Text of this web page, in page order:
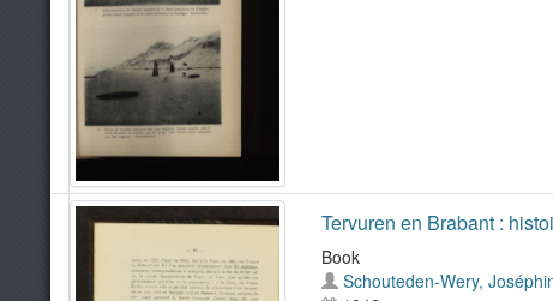
Tervuren en Brabant :
Book
Schouteden-Wery,